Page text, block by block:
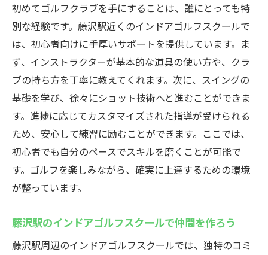
初めてゴルフクラブを手にすることは、誰にとっても特
別な経験です。藤沢駅近くのインドアゴルフスクールで
は、初心者向けに手厚いサポートを提供しています。ま
ず、インストラクターが基本的な道具の使い方や、クラ
ブの持ち方を丁寧に教えてくれます。次に、スイングの
基礎を学び、徐々にショット技術へと進むことができま
す。進捗に応じてカスタマイズされた指導が受けられる
ため、安心して練習に励むことができます。ここでは、
初心者でも自分のペースでスキルを磨くことが可能で
す。ゴルフを楽しみながら、確実に上達するための環境
が整っています。
藤沢駅のインドアゴルフスクールで仲間を作ろう
藤沢駅周辺のインドアゴルフスクールでは、独特のコミ